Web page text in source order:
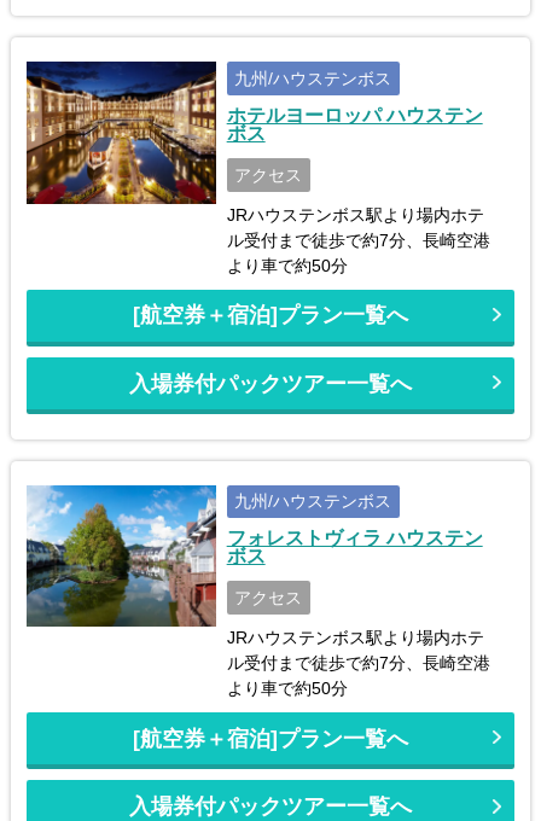
九州/ハウステンボス
ホテルヨーロッパ ハウステン
ボス
アクセス
JRハウステンボス駅より場内ホテ
ル受付まで徒歩で約7分、長崎空港
より車で約50分
[航空券＋宿泊]プラン一覧へ
入場券付パックツアー一覧へ
九州/ハウステンボス
フォレストヴィラ ハウステン
ボス
アクセス
JRハウステンボス駅より場内ホテ
ル受付まで徒歩で約7分、長崎空港
より車で約50分
[航空券＋宿泊]プラン一覧へ
入場券付パックツアー一覧へ